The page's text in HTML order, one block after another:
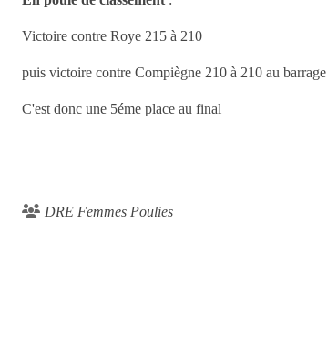
Victoire contre Roye 215 à 210
puis victoire contre Compiègne 210 à 210 au barrage
C'est donc une 5éme place au final
DRE Femmes Poulies